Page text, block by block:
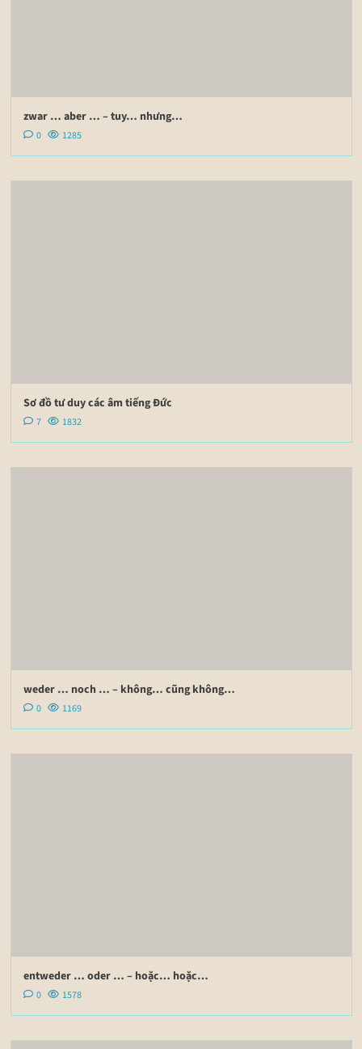
zwar … aber … – tuy… nhưng…
0 1285
Sơ đồ tư duy các âm tiếng Đức
7 1832
weder … noch … – không… cũng không…
0 1169
entweder … oder … – hoặc… hoặc…
0 1578